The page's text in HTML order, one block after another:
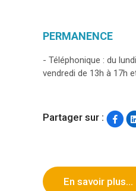
PERMANENCE
- Téléphonique : du
vendredi de 13h à 17h
Partager sur :
En savoir plus...